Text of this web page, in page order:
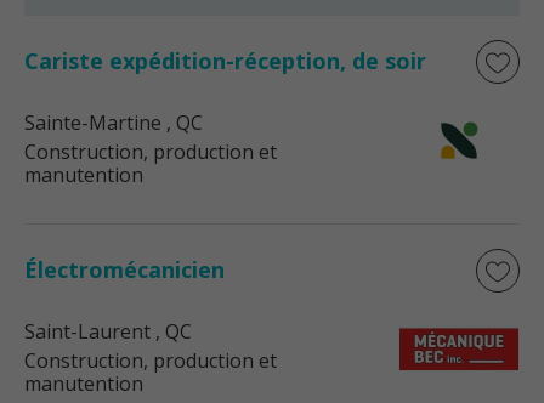
Cariste expédition-réception, de soir
Sainte-Martine , QC
Construction, production et
manutention
Électromécanicien
Saint-Laurent , QC
Construction, production et
manutention